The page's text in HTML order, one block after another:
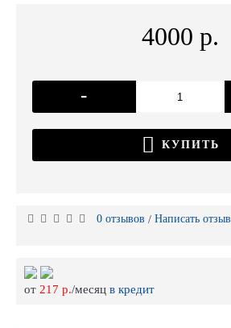
4000 р.
-
КУПИТЬ
0 отзывов / Написать отзыв
от 217 р./месяц в кредит